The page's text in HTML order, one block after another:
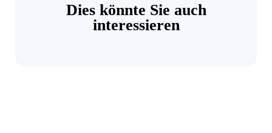
Dies könnte Sie auch
interessieren